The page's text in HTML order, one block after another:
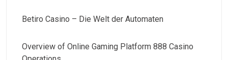
Betiro Casino – Die Welt der Automaten
Overview of Online Gaming Platform 888 Casino